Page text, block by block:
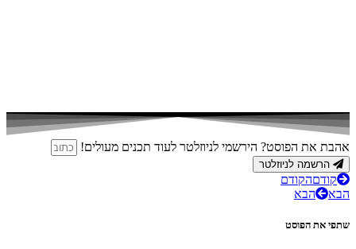
אהבת את הפוסט? הירשמי לניוזלטר לעוד תכנים מעולים!
הרשמה לניוזלטר
קודםהקודם
הבא
הבא
שתפי את הפוסט